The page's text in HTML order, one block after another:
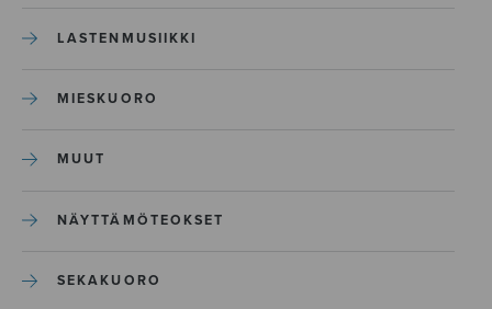
LASTENMUSIIKKI
MIESKUORO
MUUT
NÄYTTÄMÖTEOKSET
SEKAKUORO